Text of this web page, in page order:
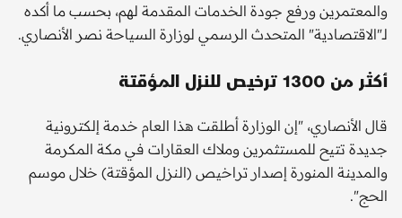
والمعتمرين ورفع جودة الخدمات المقدمة لهم، بحسب ما أكده
لـ"الاقتصادية" المتحدث الرسمي لوزارة السياحة نصر الأنصاري.
أكثر من 1300 ترخيص للنزل المؤقتة
قال الأنصاري، "إن الوزارة أطلقت هذا العام خدمة إلكترونية
جديدة تتيح للمستثمرين وملاك العقارات في مكة المكرمة
والمدينة المنورة إصدار تراخيص (النزل المؤقتة) خلال موسم
الحج".